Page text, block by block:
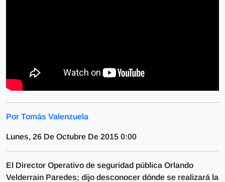
Por Tomás Valenzuela
Lunes, 26 De Octubre De 2015 0:00
El Director Operativo de seguridad pública Orlando
Velderrain Paredes; dijo desconocer dónde se realizará la